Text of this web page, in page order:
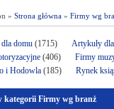
» Strona główna » Firmy wg
domu (1715) Artykuły
(406) Firmy
i Hodowla (185) Rynek
kategorii Firmy wg branż